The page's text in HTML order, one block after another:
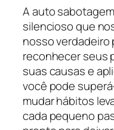
A auto
silencioso que
nosso verdadeiro
reconhecer seus
suas causas e
você pode
mudar hábitos
cada pequeno